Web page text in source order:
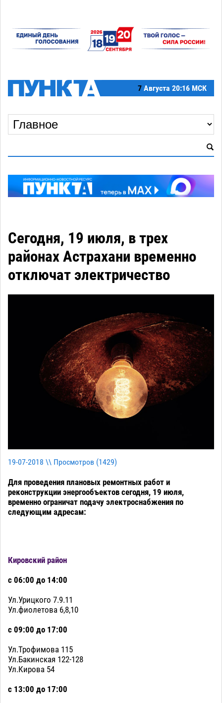
7 Августа 20:16 МСК
Сегодня, 19 июля, в трех
районах Астрахани временно
отключат электричество
19-07-2018 \\ Просмотров (1429)
Для проведения плановых ремонтных работ и
реконструкции энергообъектов сегодня, 19 июля,
временно ограничат подачу электроснабжения по
следующим адресам:
Кировский район
с 06:00 до 14:00
Ул.Урицкого 7.9.11
Ул.фиолетова 6,8,10
с 09:00 до 17:00
Ул.Трофимова 115
Ул.Бакинская 122-128
Ул.Кирова 54
с 13:00 до 17:00